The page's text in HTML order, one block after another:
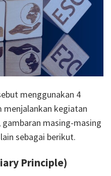
menggunakan 4
kegiatan
gambaran masing-masing
sebagai berikut.
Principle)